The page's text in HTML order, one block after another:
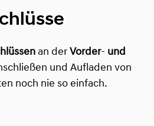
an der Vorder- und
und Aufladen von
noch nie so einfach.